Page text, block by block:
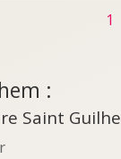
1
:
Saint